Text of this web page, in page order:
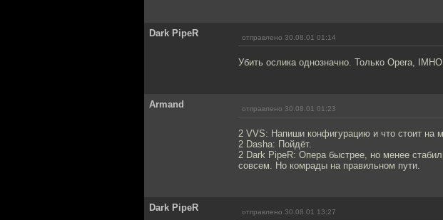
Dark PipeR отправлено 30.08.01 01:14
Убить ослика однозначно. Только Opera,
Armand отправлено 30.08.01 01:23
2 VVS: Напиши конфигурацию и что стоит
2 Dasha: Пойдёт.
2 Dark PipeR: Опера быстрее, но менее
совсем. Но комрады на правильном пути.
Dark PipeR отправлено 30.08.01 13:27